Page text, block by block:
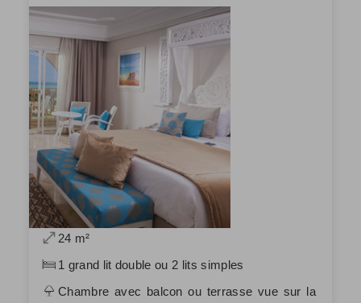
24 m²
1 grand lit double ou 2 lits simples
Chambre avec balcon ou terrasse vue sur la